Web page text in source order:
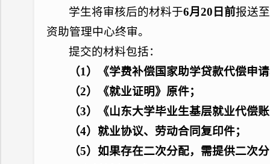
学生将审核后的材料于6月20 日前报送
资助管理中心终审。
提交的材料包括：
（1 ）《学费补偿国家助学贷款代偿申
（2）《就业证明》原件；
（3）《山东大学毕业生基层就业代偿
（4）就业协议、劳动合同复印件；
（5）如果存在二次分配，需提供二次